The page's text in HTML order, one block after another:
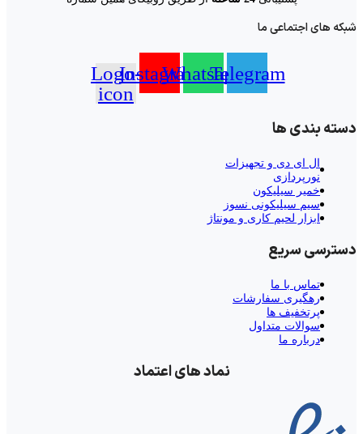
شبکه های اجتماعی ما
Telegram
Whatsapp
Instagram
Logo-
icon
دسته بندی ها
ال‌ ای‌ دی و تجهیزات
نورپردازی
خمیر سیلیکون
سیم سیلیکونی نسوز
ابزار لحیم کاری و مونتاژ
دسترسی سریع
تماس با ما
رهگیری سفارشات
پرتخفیف ها
سوالات متداول
درباره ما
نماد های اعتماد